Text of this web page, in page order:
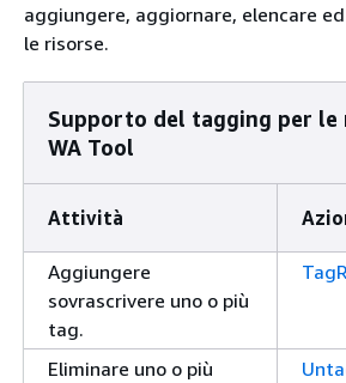
aggiungere, aggiornare, elencare
le risorse.
Supporto del tagging per le
WA Tool
Attività
Aggiungere
sovrascrivere uno o più
tag.
Eliminare uno o più